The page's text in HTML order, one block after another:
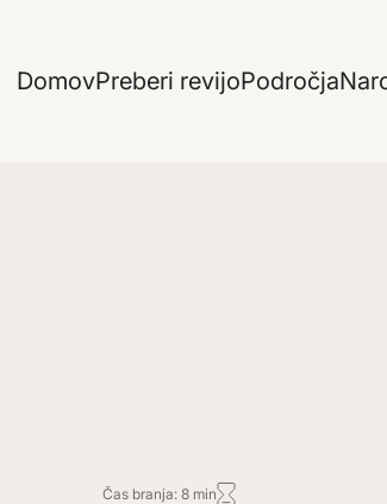
DomovPreberi revijoPodročja
Čas branja: 8 min